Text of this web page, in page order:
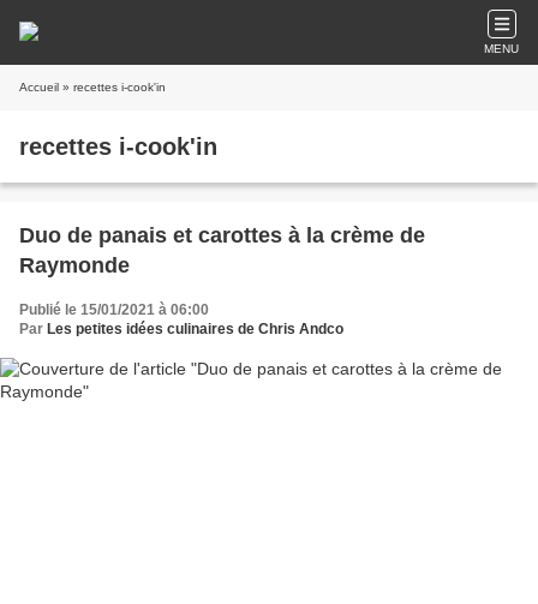
MENU
Accueil » recettes i-cook'in
recettes i-cook'in
Duo de panais et carottes à la crème de
Raymonde
Publié le 15/01/2021 à 06:00
Par Les petites idées culinaires de Chris Andco